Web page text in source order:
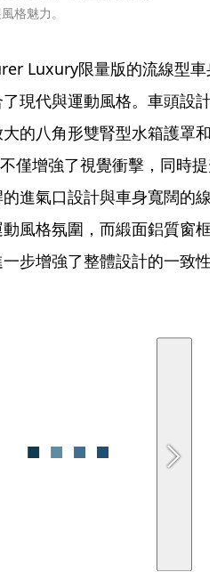
格魅力。
Luxury限量版的流線型車
現代與運動風格。車頭設計
的八角形雙腎型水箱護罩和
僅增強了視覺衝擊，同時提
進氣口設計與車身寬闊的線
風格氛圍，而緞面鋁質窗框
步增強了整體設計的一致性